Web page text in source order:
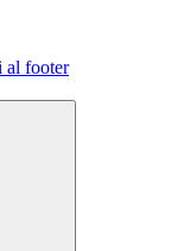
al footer